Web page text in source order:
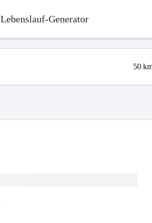
Lebenslauf-Generator
50